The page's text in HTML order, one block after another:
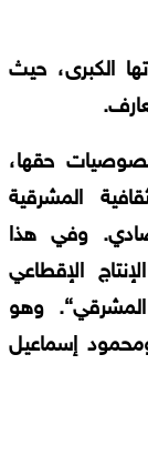
الكبرى، حيث
.
حقها،
المشرقية
. وفي هذا
الإنتاج الإقطاعي
المشرقي“. وهو
إسماعيل